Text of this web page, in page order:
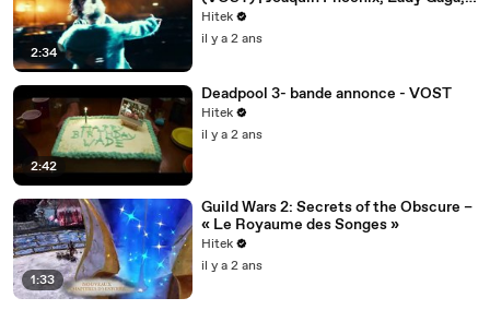
2:34
Todd Philipps
Hitek
il y a 2 ans
2:42
Deadpool 3- bande annonce - VOST
Hitek
il y a 2 ans
1:33
Guild Wars 2: Secrets of the Obscure –
« Le Royaume des Songes »
Hitek
il y a 2 ans